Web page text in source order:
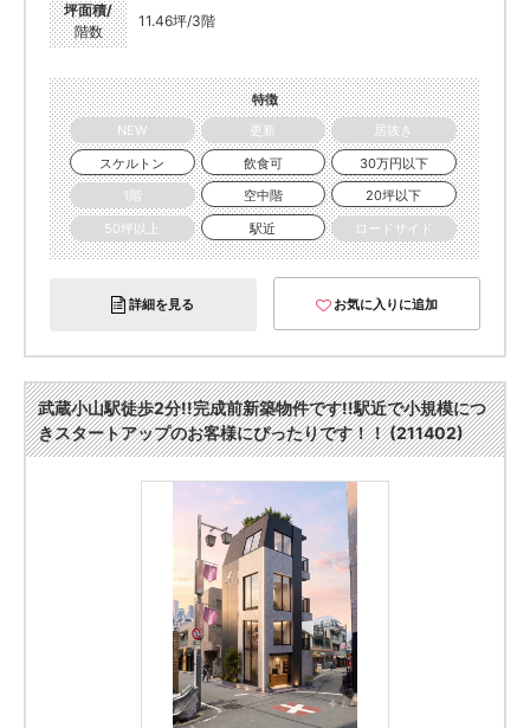
坪面積/
階数
11.46坪/3階
特徴
NEW
更新
居抜き
スケルトン
飲食可
30万円以下
1階
空中階
20坪以下
50坪以上
駅近 ロードサイド
詳細を見る お気に入りに追加
武蔵小山駅徒歩2分!!完成前新築物件です!!駅近で小規模につ
きスタートアップのお客様にぴったりです！！ (211402)